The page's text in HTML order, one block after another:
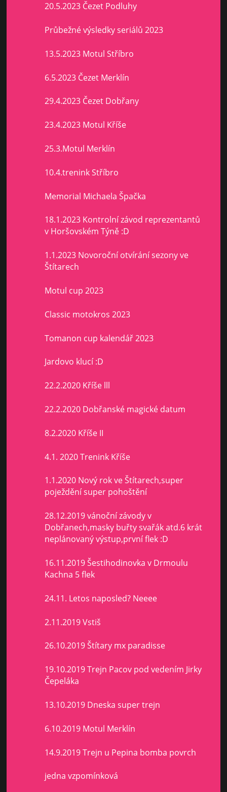
20.5.2023 Čezet Podluhy
Průbežné výsledky seriálů 2023
13.5.2023 Motul Stříbro
6.5.2023 Čezet Merklín
29.4.2023 Čezet Dobřany
23.4.2023 Motul Kříše
25.3.Motul Merklín
10.4.trenink Stříbro
Memorial Michaela Špačka
18.1.2023 Kontrolní závod reprezentantů
v Horšovském Týně :D
1.1.2023 Novoroční otvírání sezony ve
Štítarech
Motul cup 2023
Classic motokros 2023
Tomanon cup kalendář 2023
Jardovo klucí :D
22.2.2020 Kříše lll
22.2.2020 Dobřanské magické datum
8.2.2020 Kříše II
4.1. 2020 Trenink Kříše
1.1.2020 Nový rok ve Štítarech,super
poježdění super pohoštění
28.12.2019 vánoční závody v
Dobřanech,masky buřty svařák atd.6 krát
neplánovaný výstup,první flek :D
16.11.2019 Šestihodinovka v Drmoulu
Kachna 5 flek
24.11. Letos naposled? Neeee
2.11.2019 Vstiš
26.10.2019 Štítary mx paradisse
19.10.2019 Trejn Pacov pod vedením Jirky
Čepeláka
13.10.2019 Dneska super trejn
6.10.2019 Motul Merklín
14.9.2019 Trejn u Pepina bomba povrch
jedna vzpomínková